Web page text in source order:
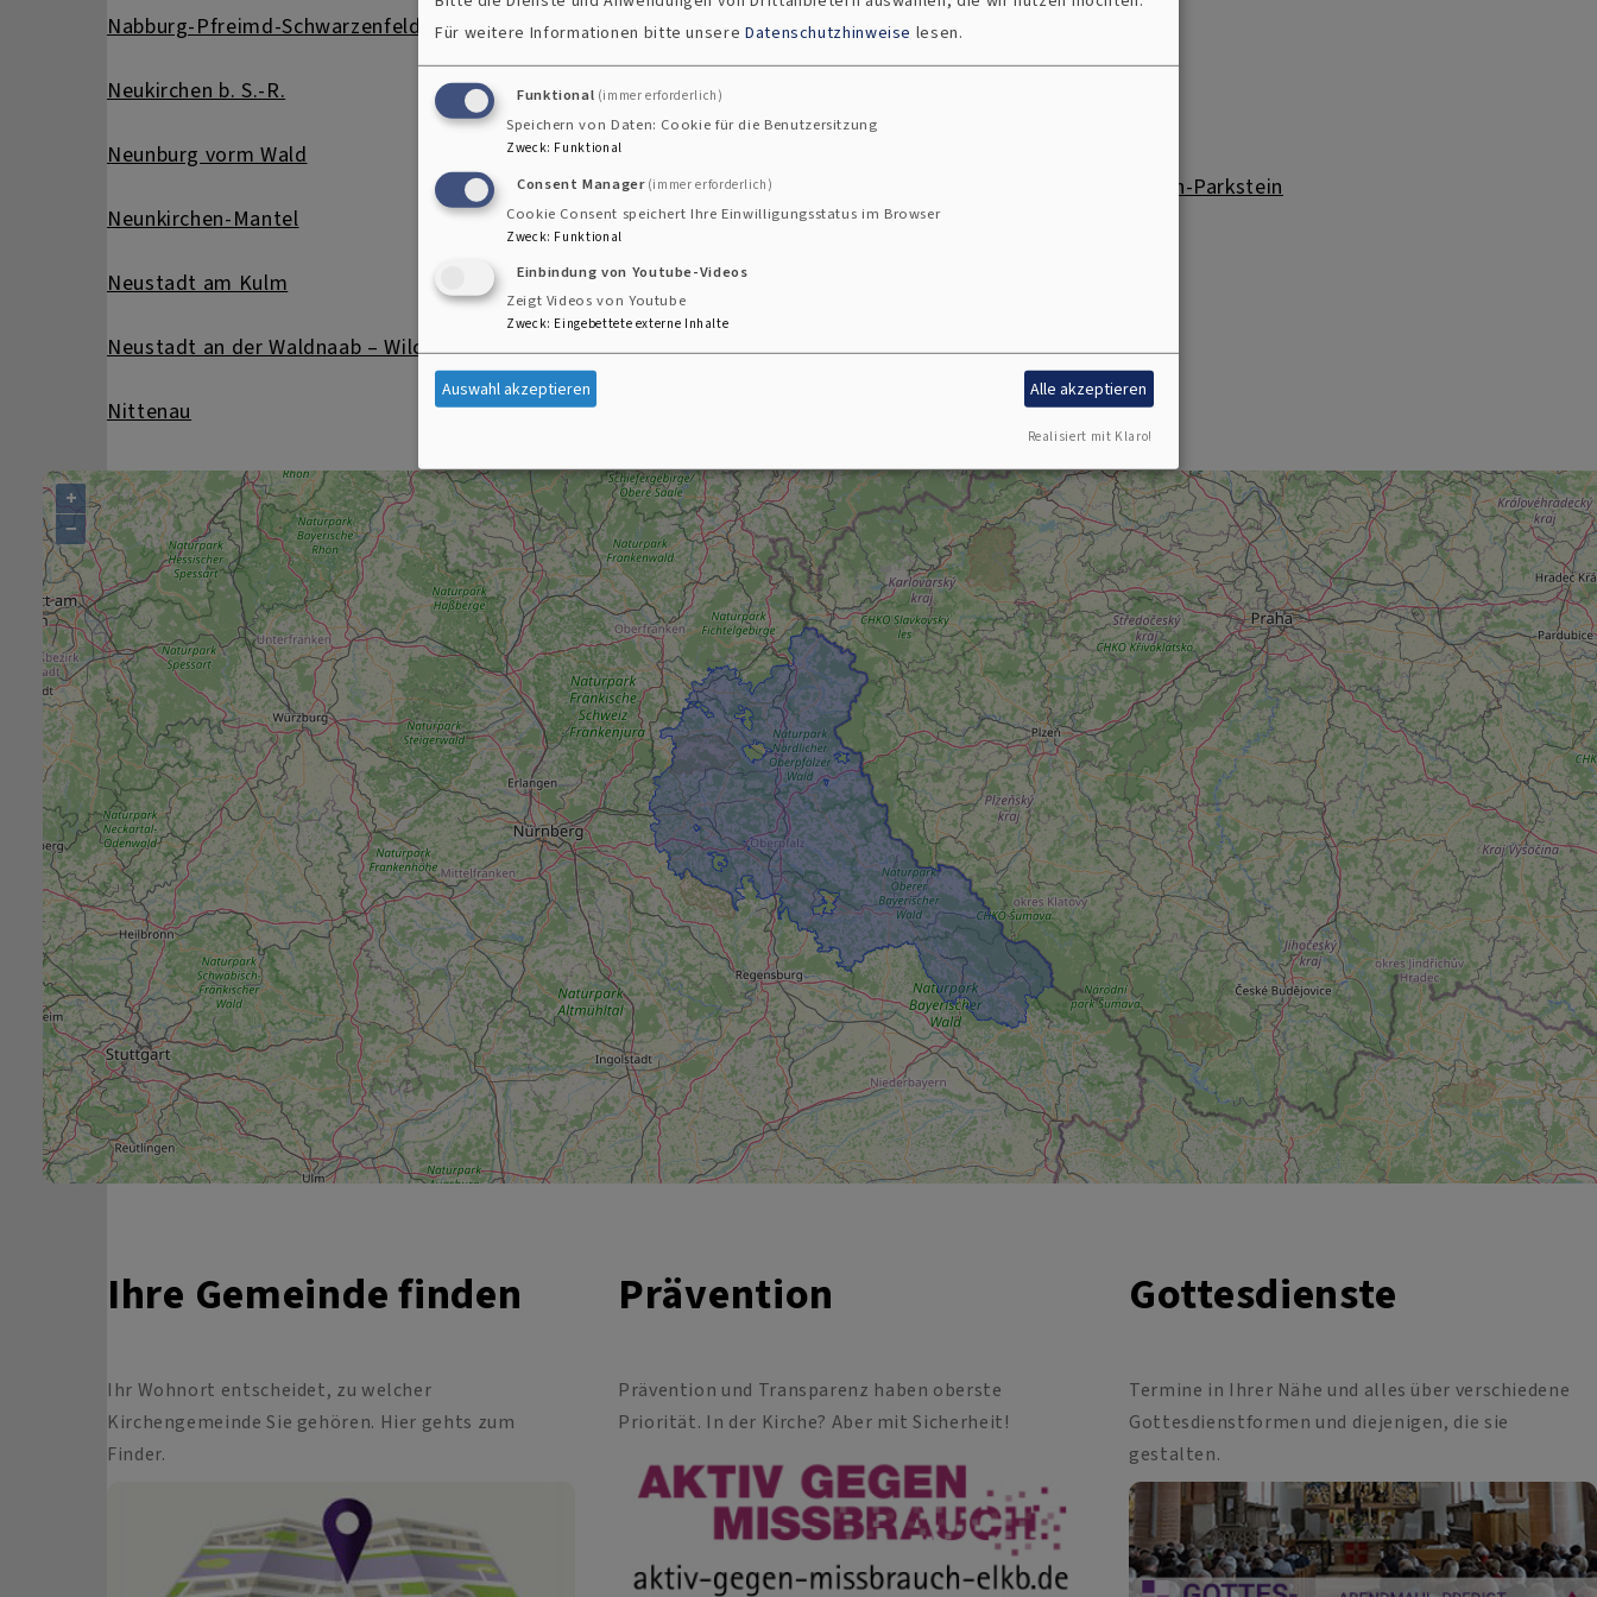
Nabburg-Pfreimd-Schwarzenfeld
Neukirchen b. S.-R.
Neunburg vorm Wald
Neunkirchen-Mantel
Neustadt am Kulm
Neustadt an der Waldnaab – Wilchenreuth
Nittenau
Weiden St.Markus und Michael
Wernberg-Köblitz
Wildenreuth-Kirchendemenreuth-Parkstein
+
−
Ihre Gemeinde finden
Ihr Wohnort entscheidet, zu welcher
Kirchengemeinde Sie gehören. Hier gehts zum
Finder.
Prävention
Prävention und Transparenz haben oberste
Priorität. In der Kirche? Aber mit Sicherheit!
Gottesdienste
Termine in Ihrer Nähe und alles über verschiedene
Gottesdienstformen und diejenigen, die sie
gestalten.
Für weitere Informationen bitte unsere Datenschutzhinweise lesen.
Funktional (immer erforderlich)
Speichern von Daten: Cookie für die Benutzersitzung
Zweck: Funktional
Consent Manager (immer erforderlich)
Cookie Consent speichert Ihre Einwilligungsstatus im Browser
Zweck: Funktional
Einbindung von Youtube-Videos
Zeigt Videos von Youtube
Zweck: Eingebettete externe Inhalte
Auswahl akzeptieren Alle akzeptieren
Realisiert mit Klaro!